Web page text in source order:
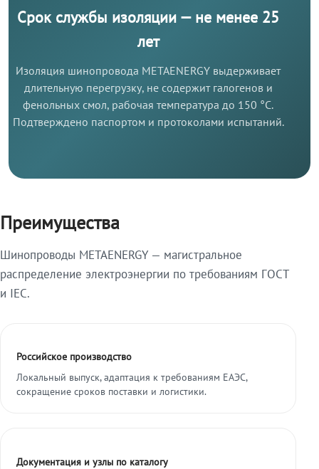
Срок службы изоляции — не менее 25
лет
Изоляция шинопровода METAENERGY выдерживает
длительную перегрузку, не содержит галогенов и
фенольных смол, рабочая температура до 150 °C.
Подтверждено паспортом и протоколами испытаний.
Преимущества
Шинопроводы METAENERGY — магистральное
распределение электроэнергии по требованиям ГОСТ
и IEC.
Российское производство
Локальный выпуск, адаптация к требованиям ЕАЭС,
сокращение сроков поставки и логистики.
Документация и узлы по каталогу